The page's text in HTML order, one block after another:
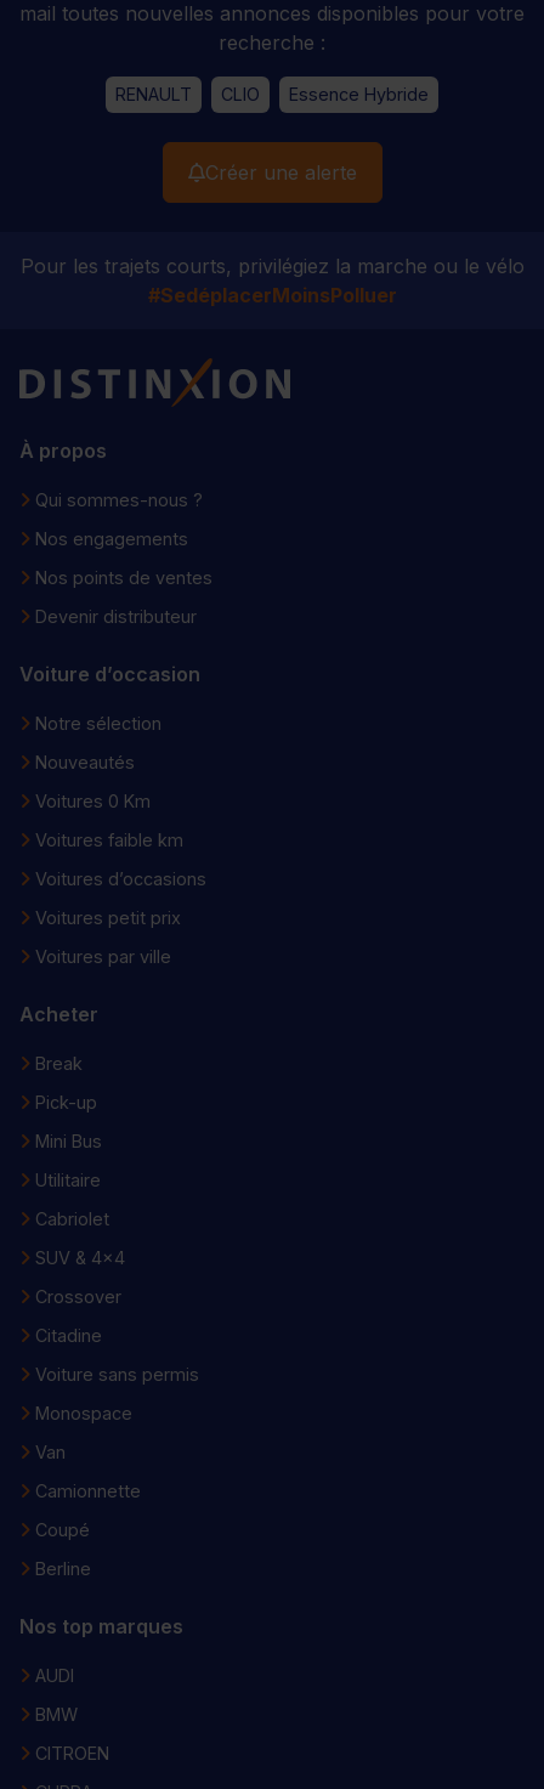
mail toutes nouvelles annonces disponibles pour votre
recherche :
RENAULT CLIO Essence Hybride
Créer une alerte
Pour les trajets courts, privilégiez la marche ou le vélo
#SedéplacerMoinsPolluer
Distinxion
À propos
Qui sommes-nous ?
Nos engagements
Nos points de ventes
Devenir distributeur
Voiture d’occasion
Notre sélection
Nouveautés
Voitures 0 Km
Voitures faible km
Voitures d’occasions
Voitures petit prix
Voitures par ville
Acheter
Break
Pick-up
Mini Bus
Utilitaire
Cabriolet
SUV & 4x4
Crossover
Citadine
Voiture sans permis
Monospace
Van
Camionnette
Coupé
Berline
Nos top marques
AUDI
BMW
CITROEN